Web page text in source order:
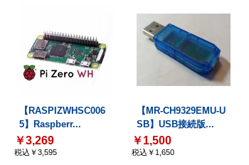
【RASPIZWHSC006
5】Raspberr...
￥3,269
税込￥3,595
【MR-CH9329EMU-U
SB】USB接続版...
￥1,500
税込￥1,650